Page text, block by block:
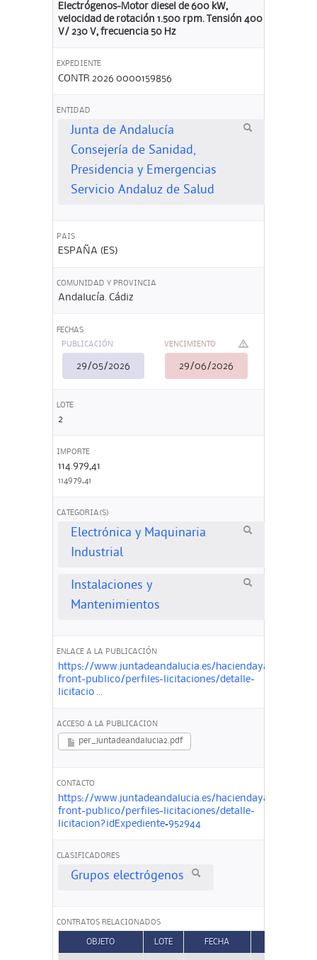
Electrógenos-Motor diesel de 600 kW,
velocidad de rotación 1.500 rpm. Tensión 400
V/ 230 V, frecuencia 50 Hz
EXPEDIENTE
CONTR 2026 0000159856
ENTIDAD
Junta de Andalucía
Consejería de Sanidad,
Presidencia y Emergencias
Servicio Andaluz de Salud
PAIS
ESPAÑA (ES)
COMUNIDAD Y PROVINCIA
Andalucía. Cádiz
FECHAS
PUBLICACIÓN
29/05/2026
VENCIMIENTO
29/06/2026
LOTE
2
IMPORTE
114.979,41
114979,41
CATEGORIA(S)
Electrónica y Maquinaria
Industrial
Instalaciones y
Mantenimientos
ENLACE A LA PUBLICACIÓN
https://www.juntadeandalucia.es/
front-publico/perfiles-licitaciones/detalle-
licitacio ...
ACCESO A LA PUBLICACION
per_juntadeandalucia2.pdf
CONTACTO
https://www.juntadeandalucia.es/
front-publico/perfiles-licitaciones/detalle-
licitacion?idExpediente=952944
CLASIFICADORES
Grupos electrógenos
CONTRATOS RELACIONADOS
OBJETO LOTE FECHA